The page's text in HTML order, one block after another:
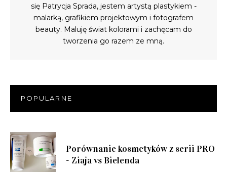
się Patrycja Sprada, jestem artystą plastykiem -
malarką, grafikiem projektowym i fotografem
beauty. Maluję świat kolorami i zachęcam do
tworzenia go razem ze mną.
POPULARNE
Porównanie kosmetyków z serii PRO
- Ziaja vs Bielenda